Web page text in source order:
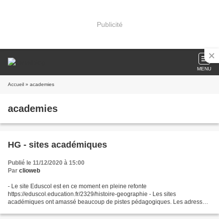
Publicité
MENU
Accueil » academies
academies
HG - sites académiques
Publié le 11/12/2020 à 15:00
Par clioweb
- Le site Eduscol est en ce moment en pleine refonte
https://eduscol.education.fr/2329/histoire-geographie - Les sites
académiques ont amassé beaucoup de pistes pédagogiques. Les adresses